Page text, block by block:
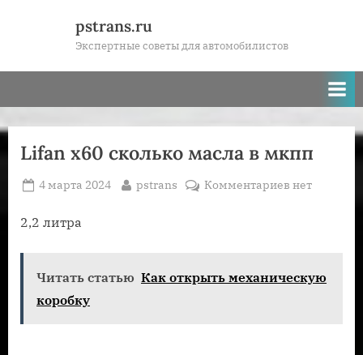
pstrans.ru
Экспертные советы для автомобилистов
Lifan x60 сколько масла в мкпп
Posted
4 марта 2024 By
pstrans Комментариевк
масла
нет
2,2 литра
Читать статью Как открыть механическую
коробку